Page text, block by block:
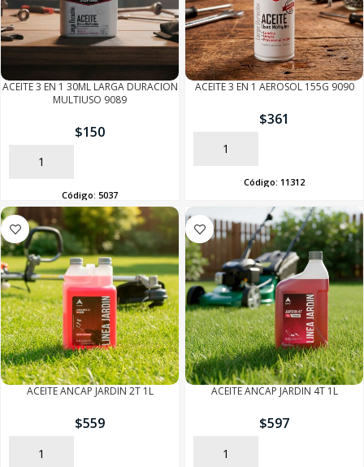
ACEITE 3 EN 1 30ML LARGA DURACION
MULTIUSO 9089
$150
AÑADIR
Código: 5037
ACEITE 3 EN 1 AEROSOL 155G 9090
$361
AÑADIR
Código: 11312
ACEITE ANCAP JARDIN 2T 1L
$559
AÑADIR
ACEITE ANCAP JARDIN 4T 1L
$597
AÑADIR
FINALIZÁ TU COMPRA